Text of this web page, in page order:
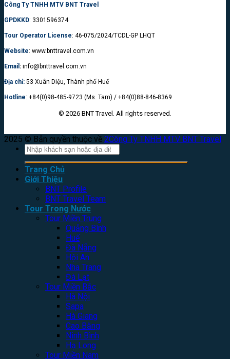
Công Ty TNHH MTV BNT Travel
GPDKKD: 3301596374
Tour Operator License: 46-075/2024/TCDL-GP LHQT
Website: www.bnttravel.com.vn
Email : info@bnttravel.com.vn
Địa chỉ: 53 Xuân Diệu, Thành phố Huế
Hotline: +84(0)98-485-9723 (Ms. Tam) / +84(0)88-846-8369
© 2026 BNT Travel. All rights reserved.
2025 © Bản quyền thuộc về 2Công Ty TNHH MTV BNT Travel
Tìm
kiếm:
Trang Chủ
Giới Thiệu
BNT Profile
BNT Travel Team
Tour Trong Nước
Tour Miền Trung
Quảng Bình
Huế
Đà Nẵng
Hội An
Nha Trang
Đà Lạt
Tour Miền Bắc
Hà Nội
Sapa
Hà Giang
Cao Bằng
Ninh Bình
Hạ Long
Tour Miền Nam